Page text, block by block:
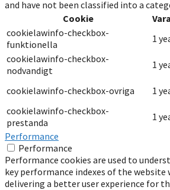
and have not been classified into a
Cookie
cookielawinfo-checkbox-
funktionella
1
cookielawinfo-checkbox-
nodvandigt
1
cookielawinfo-checkbox-ovriga
1
cookielawinfo-checkbox-
prestanda
1
Performance
Performance
Performance cookies are used to
key performance indexes of the website
delivering a better user experience for